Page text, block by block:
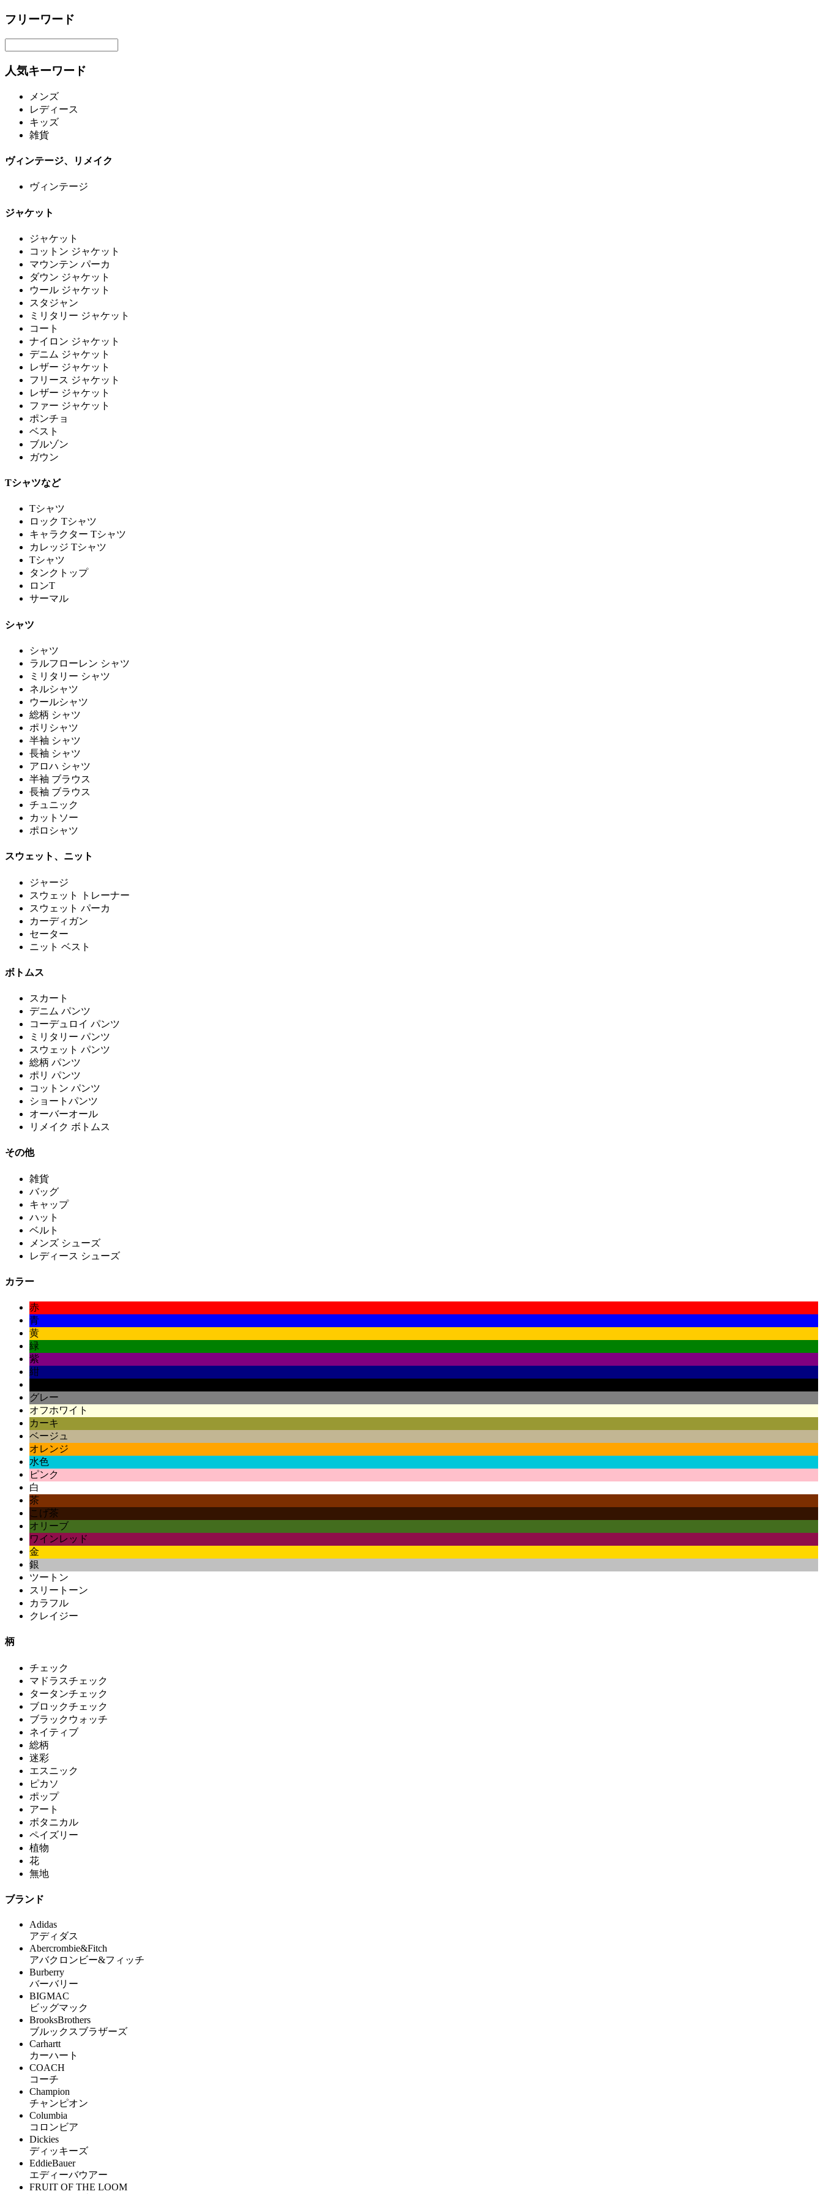
フリーワード
人気キーワード
メンズ
レディース
キッズ
雑貨
ヴィンテージ、リメイク
ヴィンテージ
ジャケット
ジャケット
コットン ジャケット
マウンテン パーカ
ダウン ジャケット
ウール ジャケット
スタジャン
ミリタリー ジャケット
コート
ナイロン ジャケット
デニム ジャケット
レザー ジャケット
フリース ジャケット
レザー ジャケット
ファー ジャケット
ポンチョ
ベスト
ブルゾン
ガウン
Tシャツなど
Tシャツ
ロック Tシャツ
キャラクター Tシャツ
カレッジ Tシャツ
Tシャツ
タンクトップ
ロンT
サーマル
シャツ
シャツ
ラルフローレン シャツ
ミリタリー シャツ
ネルシャツ
ウールシャツ
総柄 シャツ
ポリシャツ
半袖 シャツ
長袖 シャツ
アロハ シャツ
半袖 ブラウス
長袖 ブラウス
チュニック
カットソー
ポロシャツ
スウェット、ニット
ジャージ
スウェット トレーナー
スウェット パーカ
カーディガン
セーター
ニット ベスト
ボトムス
スカート
デニム パンツ
コーデュロイ パンツ
ミリタリー パンツ
スウェット パンツ
総柄 パンツ
ポリ パンツ
コットン パンツ
ショートパンツ
オーバーオール
リメイク ボトムス
その他
雑貨
バッグ
キャップ
ハット
ベルト
メンズ シューズ
レディース シューズ
カラー
赤
青
黄
緑
紫
紺
グレー
オフホワイト
カーキ
ベージュ
オレンジ
水色
ピンク
白
茶
こげ茶
オリーブ
ワインレッド
金
銀
ツートン
スリートーン
カラフル
クレイジー
柄
チェック
マドラスチェック
タータンチェック
ブロックチェック
ブラックウォッチ
ネイティブ
総柄
迷彩
エスニック
ピカソ
ポップ
アート
ボタニカル
ペイズリー
植物
花
無地
ブランド
Adidas
アディダス
Abercrombie&Fitch
アバクロンビー&フィッチ
Burberry
バーバリー
BIGMAC
ビッグマック
BrooksBrothers
ブルックスブラザーズ
Carhartt
カーハート
COACH
コーチ
Champion
チャンピオン
Columbia
コロンビア
Dickies
ディッキーズ
EddieBauer
エディーバウアー
FRUIT OF THE LOOM